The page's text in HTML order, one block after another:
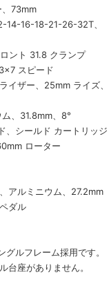
、73mm
14-16-18-21-26-32T、
ント 31.8 クランプ
スピード
イザー、25mm ライズ、
、31.8mm、8°
、シールド カートリッジ
ローター
アルミニウム、27.2mm
ダル
ルフレーム採用です。
台座がありません。